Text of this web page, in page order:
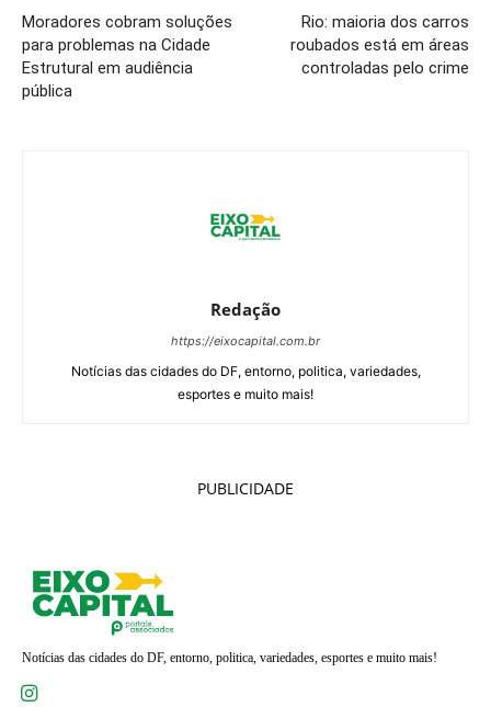
Moradores cobram soluções
para problemas na Cidade
Estrutural em audiência
pública
Rio: maioria dos carros
roubados está em áreas
controladas pelo crime
Redação
https://eixocapital.com.br
Notícias das cidades do DF, entorno, politica, variedades,
esportes e muito mais!
PUBLICIDADE
Notícias das cidades do DF, entorno, politica, variedades, esportes e muito mais!